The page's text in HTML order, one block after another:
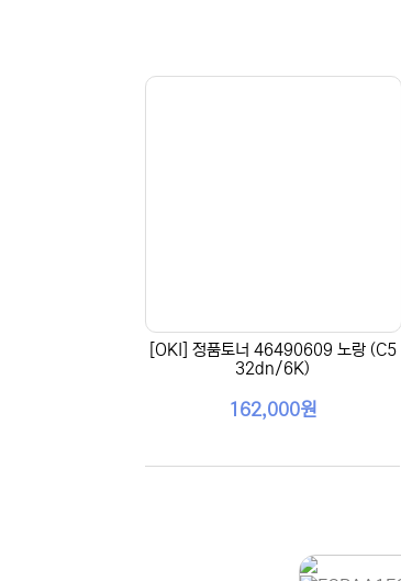
[OKI] 정품토너 46490609 노랑 (C5
32dn/6K)
162,000원